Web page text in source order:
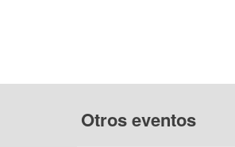
Otros eventos